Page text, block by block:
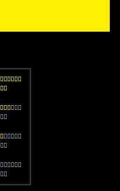







